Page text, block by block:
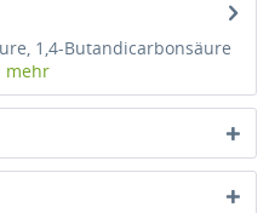
1,4-Butandicarbonsäure
mehr